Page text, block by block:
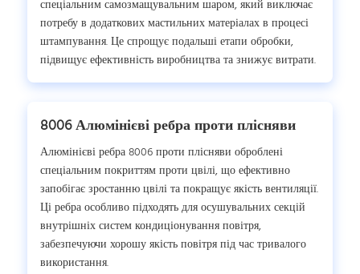
спеціальним самозмащувальним шаром, який виключає
потребу в додаткових мастильних матеріалах в процесі
штампування. Це спрощує подальші етапи обробки,
підвищує ефективність виробництва та знижує витрати.
8006 Алюмінієві ребра проти плісняви
Алюмінієві ребра 8006 проти плісняви оброблені
спеціальним покриттям проти цвілі, що ефективно
запобігає зростанню цвілі та покращує якість вентиляції.
Ці ребра особливо підходять для осушувальних секцій
внутрішніх систем кондиціонування повітря,
забезпечуючи хорошу якість повітря під час тривалого
використання.